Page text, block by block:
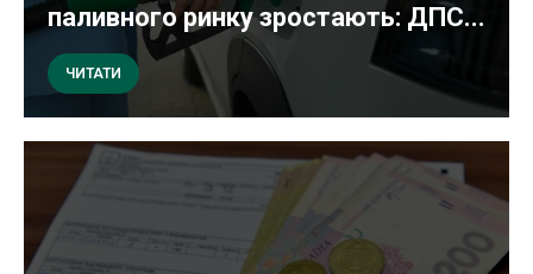
паливного ринку зростають: ДПС...
ЧИТАТИ